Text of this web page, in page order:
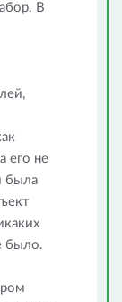
В
его не
была
было.